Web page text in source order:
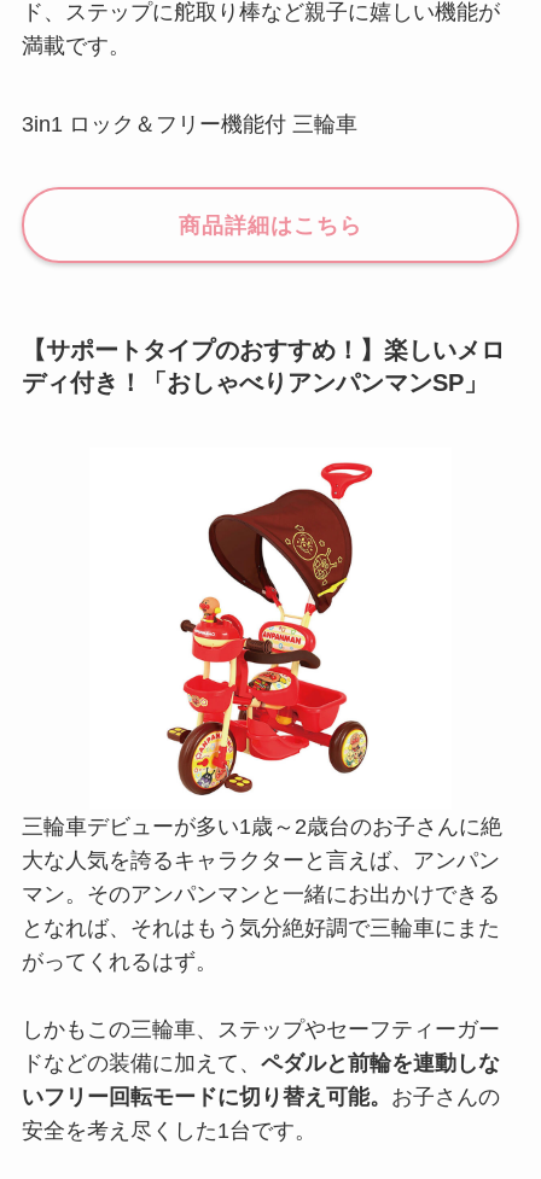
ド、ステップに舵取り棒など親子に嬉しい機能が
満載です。
3in1 ロック＆フリー機能付 三輪車
商品詳細はこちら
【サポートタイプのおすすめ！】楽しいメロ
ディ付き！「おしゃべりアンパンマンSP」
三輪車デビューが多い1歳～2歳台のお子さんに絶
大な人気を誇るキャラクターと言えば、アンパン
マン。そのアンパンマンと一緒にお出かけできる
となれば、それはもう気分絶好調で三輪車にまた
がってくれるはず。
しかもこの三輪車、ステップやセーフティーガー
ドなどの装備に加えて、 ペダルと前輪を連動しな
いフリー回転モードに切り替え可能。 お子さんの
安全を考え尽くした1台です。